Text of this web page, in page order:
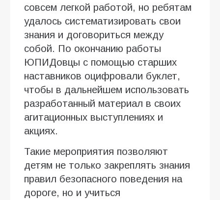
совсем легкой работой, но ребятам
удалось систематизировать свои
знания и договориться между
собой. По окончанию работы
ЮПИДовцы с помощью старших
наставников оцифровали буклет,
чтобы в дальнейшем использовать
разработанный материал в своих
агитационных выступлениях и
акциях.
Такие мероприятия позволяют
детям не только закреплять знания
правил безопасного поведения на
дороге, но и учиться